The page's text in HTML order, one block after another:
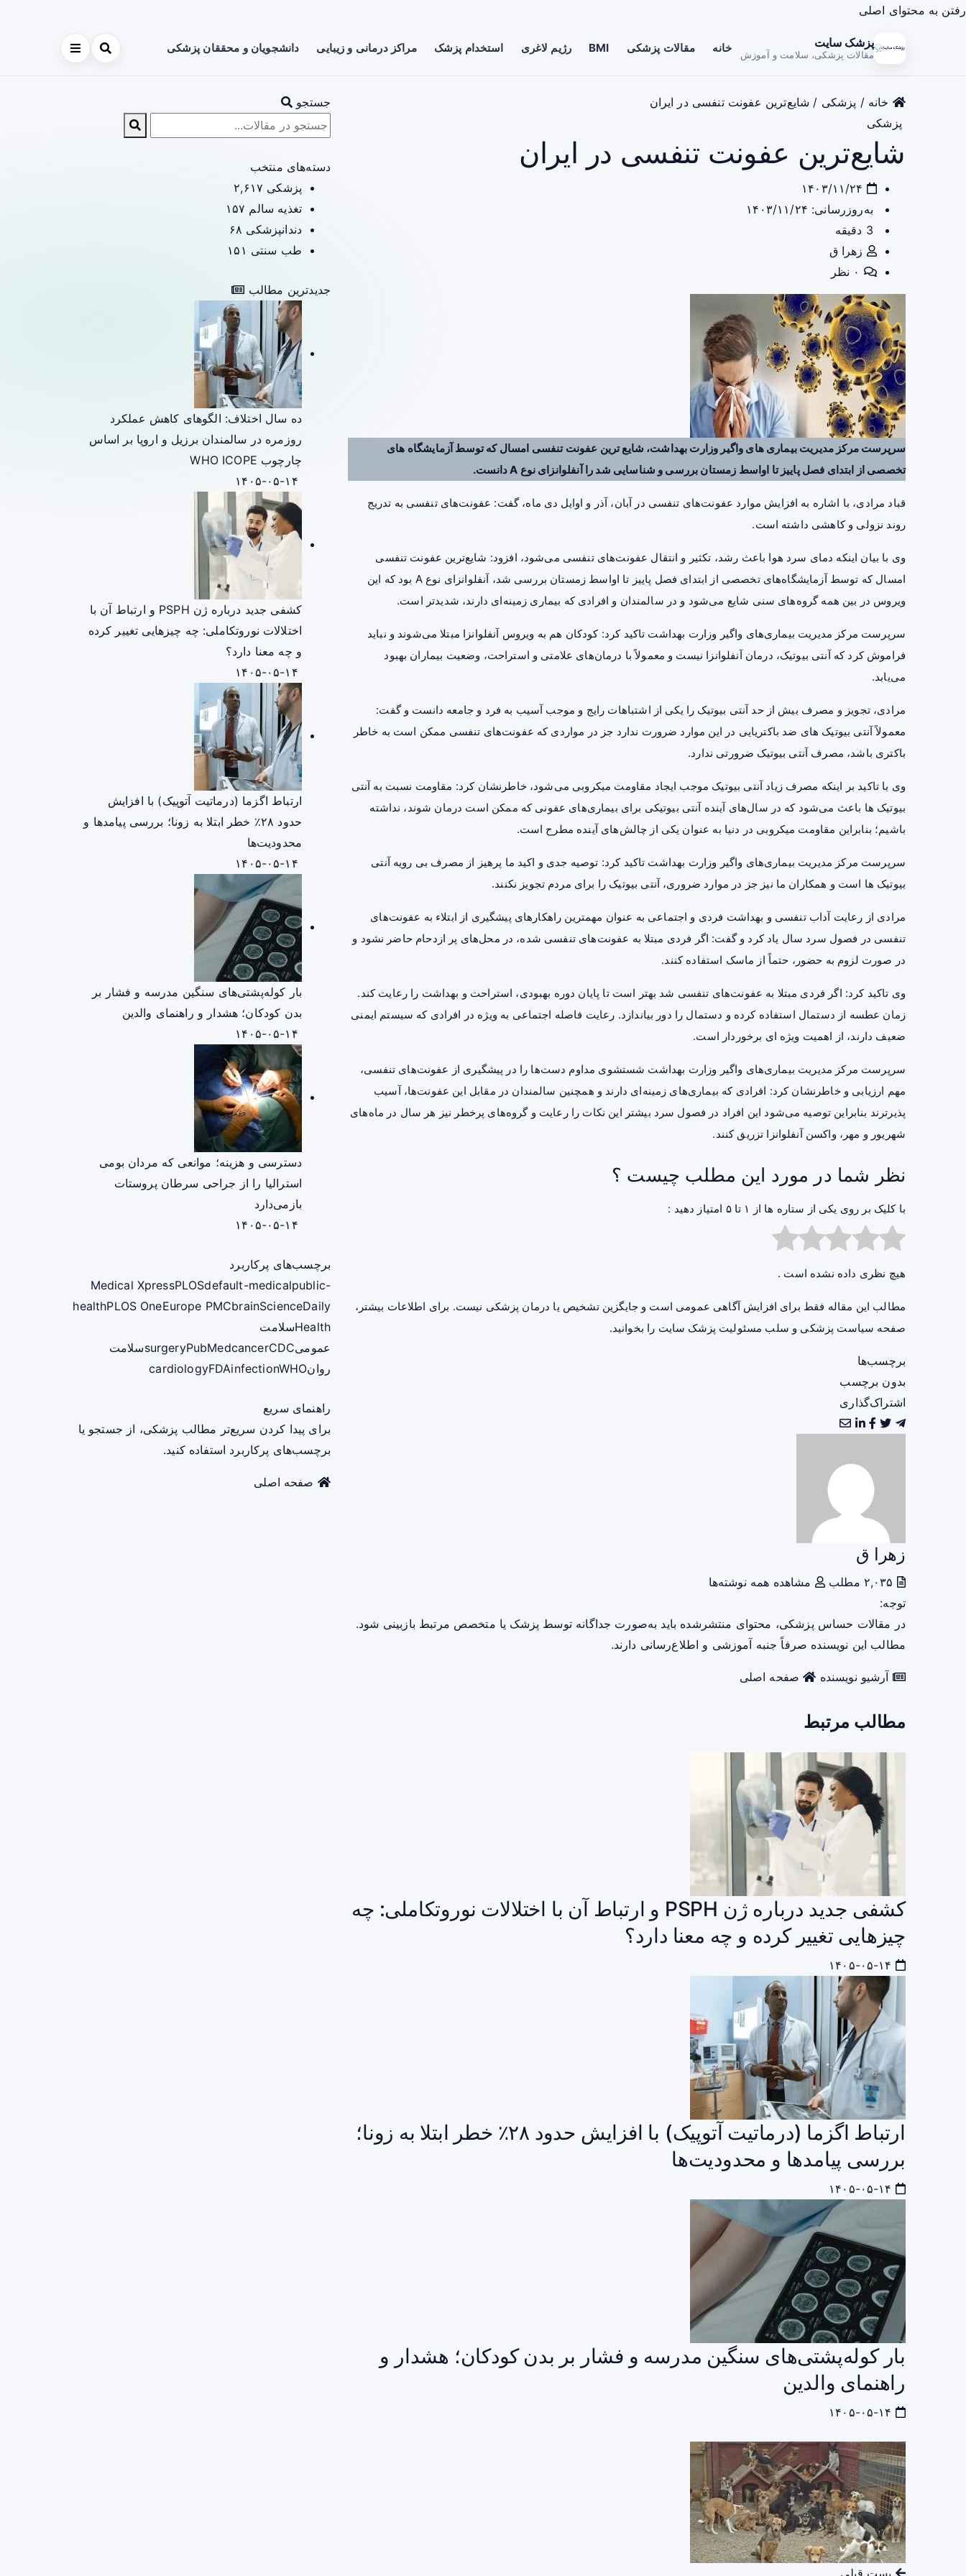
رفتن به محتوای اصلی
پزشک سایت
مقالات پزشکی، سلامت و آموزش خانه مقالات پزشکی BMI رژیم لاغری استخدام پزشک مراکز درمانی و زیبایی دانشجویان و محققان پزشکی
خانه / پزشکی / شایع‌ترین عفونت تنفسی در ایران
پزشکی
شایع‌ترین عفونت تنفسی در ایران
به‌روزرسانی: ۱۴۰۳/۱۱/۲۴
زهرا ق
سرپرست مرکز مدیریت بیماری های واگیر وزارت بهداشت، شایع ترین عفونت تنفسی امسال که توسط آزمایشگاه های
تخصصی از ابتدای فصل پاییز تا اواسط زمستان بررسی و شناسایی شد را آنفلوانزای نوع A دانست.
قباد مرادی، با اشاره به افزایش موارد عفونت‌های تنفسی در آبان، آذر و اوایل دی ماه، گفت: عفونت‌های تنفسی به تدریج
روند نزولی و کاهشی داشته است.
وی با بیان اینکه دمای سرد هوا باعث رشد، تکثیر و انتقال عفونت‌های تنفسی می‌شود، افزود: شایع‌ترین عفونت تنفسی
امسال که توسط آزمایشگاه‌های تخصصی از ابتدای فصل پاییز تا اواسط زمستان بررسی شد، آنفلوانزای نوع A بود که این
ویروس در بین همه گروه‌های سنی شایع می‌شود و در سالمندان و افرادی که بیماری زمینه‌ای دارند، شدیدتر است.
سرپرست مرکز مدیریت بیماری‌های واگیر وزارت بهداشت تاکید کرد: کودکان هم به ویروس آنفلوانزا مبتلا می‌شوند و نباید
فراموش کرد که آنتی بیوتیک، درمان آنفلوانزا نیست و معمولاً با درمان‌های علامتی و استراحت، وضعیت بیماران بهبود
می‌یابد.
مرادی، تجویز و مصرف بیش از حد آنتی بیوتیک را یکی از اشتباهات رایج و موجب آسیب به فرد و جامعه دانست و گفت:
معمولاً آنتی بیوتیک های ضد باکتریایی در این موارد ضرورت ندارد جز در مواردی که عفونت‌های تنفسی ممکن است به خاطر
باکتری باشد، مصرف آنتی بیوتیک ضرورتی ندارد.
وی با تاکید بر اینکه مصرف زیاد آنتی بیوتیک موجب ایجاد مقاومت میکروبی می‌شود، خاطرنشان کرد: مقاومت نسبت به آنتی
بیوتیک ها باعث می‌شود که در سال‌های آینده آنتی بیوتیکی برای بیماری‌های عفونی که ممکن است درمان شوند، نداشته
باشیم؛ بنابراین مقاومت میکروبی در دنیا به عنوان یکی از چالش‌های آینده مطرح است.
سرپرست مرکز مدیریت بیماری‌های واگیر وزارت بهداشت تاکید کرد: توصیه جدی و اکید ما پرهیز از مصرف بی رویه آنتی
بیوتیک ها است و همکاران ما نیز جز در موارد ضروری، آنتی بیوتیک را برای مردم تجویز نکنند.
مرادی از رعایت آداب تنفسی و بهداشت فردی و اجتماعی به عنوان مهمترین راهکارهای پیشگیری از ابتلاء به عفونت‌های
تنفسی در فصول سرد سال یاد کرد و گفت: اگر فردی مبتلا به عفونت‌های تنفسی شده، در محل‌های پر ازدحام حاضر نشود و
در صورت لزوم به حضور، حتماً از ماسک استفاده کنند.
وی تاکید کرد: اگر فردی مبتلا به عفونت‌های تنفسی شد بهتر است تا پایان دوره بهبودی، استراحت و بهداشت را رعایت کند.
زمان عطسه از دستمال استفاده کرده و دستمال را دور بیاندازد. رعایت فاصله اجتماعی به ویژه در افرادی که سیستم ایمنی
ضعیف دارند، از اهمیت ویژه ای برخوردار است.
سرپرست مرکز مدیریت بیماری‌های واگیر وزارت بهداشت شستشوی مداوم دست‌ها را در پیشگیری از عفونت‌های تنفسی،
مهم ارزیابی و خاطرنشان کرد: افرادی که بیماری‌های زمینه‌ای دارند و همچنین سالمندان در مقابل این عفونت‌ها، آسیب
پذیرترند بنابراین توصیه می‌شود این افراد در فصول سرد بیشتر این نکات را رعایت و گروه‌های پرخطر نیز هر سال در ماه‌های
شهریور و مهر، واکسن آنفلوانزا تزریق کنند.
نظر شما در مورد این مطلب چیست ؟
با کلیک بر روی یکی از ستاره ها از ۱ تا ۵ امتیاز دهید :
هیچ نظری داده نشده است .
مطالب این مقاله فقط برای افزایش آگاهی عمومی است و جایگزین تشخیص یا درمان پزشکی نیست. برای اطلاعات بیشتر،
صفحه سیاست پزشکی و سلب مسئولیت پزشک سایت را بخوانید.
برچسب‌ها
بدون برچسب
اشتراک‌گذاری
زهرا ق
مشاهده همه نوشته‌ها
توجه:
در مقالات حساس پزشکی، محتوای منتشرشده باید به‌صورت جداگانه توسط پزشک یا متخصص مرتبط بازبینی شود.
مطالب این نویسنده صرفاً جنبه آموزشی و اطلاع‌رسانی دارند.
آرشیو نویسنده صفحه اصلی
مطالب مرتبط
کشفی جدید درباره ژن PSPH و ارتباط آن با اختلالات نوروتکاملی: چه
چیزهایی تغییر کرده و چه معنا دارد؟
ارتباط اگزما (درماتیت آتوپیک) با افزایش حدود ۲۸٪ خطر ابتلا به زونا؛
بررسی پیامدها و محدودیت‌ها
بار کوله‌پشتی‌های سنگین مدرسه و فشار بر بدن کودکان؛ هشدار و
راهنمای والدین
جستجو
دسته‌های منتخب
پزشکی ۲,۶۱۷
تغذیه سالم ۱۵۷
دندانپزشکی ۶۸
طب سنتی ۱۵۱
جدیدترین مطالب
ده سال اختلاف: الگوهای کاهش عملکرد
روزمره در سالمندان برزیل و اروپا بر اساس
چارچوب WHO ICOPE
کشفی جدید درباره ژن PSPH و ارتباط آن با
اختلالات نوروتکاملی: چه چیزهایی تغییر کرده
و چه معنا دارد؟
ارتباط اگزما (درماتیت آتوپیک) با افزایش
حدود ۲۸٪ خطر ابتلا به زونا؛ بررسی پیامدها و
محدودیت‌ها
بار کوله‌پشتی‌های سنگین مدرسه و فشار بر
بدن کودکان؛ هشدار و راهنمای والدین
دسترسی و هزینه؛ موانعی که مردان بومی
استرالیا را از جراحی سرطان پروستات
بازمی‌دارد
برچسب‌های پرکاربرد
Medical XpressPLOSdefault-medicalpublic-
healthPLOS OneEurope PMCbrainScienceDaily
Healthسلامت
عمومی
surgeryPubMedcancerCDC
سلامت
روان
cardiologyFDAinfectionWHO
راهنمای سریع
برای پیدا کردن سریع‌تر مطالب پزشکی، از جستجو یا
برچسب‌های پرکاربرد استفاده کنید.
صفحه اصلی